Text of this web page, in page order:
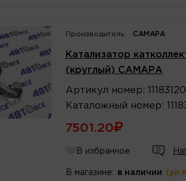
Производитель: САМАРА
Катализатор
(круглый) САМАРА
Артикул номер :
Каталожный номер :
7501.20
В избранное
В магазине: в наличии